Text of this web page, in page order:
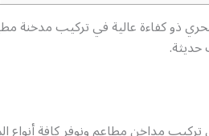
ذو كفاءة عالية في تركيب مدخنة